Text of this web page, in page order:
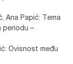
Ana Papić: Tema
periodu –
Ovisnost među